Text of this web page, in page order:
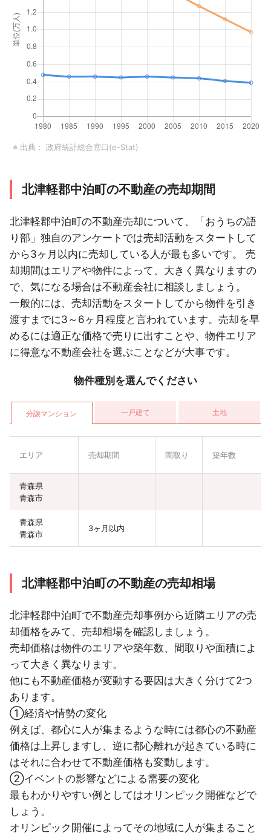
※ 出典： 政府統計総合窓口(e-Stat)
北津軽郡中泊町の不動産の売却期間
北津軽郡中泊町の不動産売却について、「おうちの語
り部」独自のアンケートでは売却活動をスタートして
から3ヶ月以内に売却している人が最も多いです。 売
却期間はエリアや物件によって、大きく異なりますの
で、気になる場合は不動産会社に相談しましょう。
一般的には、売却活動をスタートしてから物件を引き
渡すまでに3～6ヶ月程度と言われています。売却を早
めるには適正な価格で売りに出すことや、物件エリア
に得意な不動産会社を選ぶことなどが大事です。
物件種別を選んでください
分譲マンション 一戸建て 土地
エリア 売却期間 間取り 築年数
青森県
青森市
青森県
青森市
3ヶ月以内
北津軽郡中泊町の不動産の売却相場
北津軽郡中泊町で不動産売却事例から近隣エリアの売
却価格をみて、売却相場を確認しましょう。
売却価格は物件のエリアや築年数、間取りや面積によ
って大きく異なります。
他にも不動産価格が変動する要因は大きく分けて2つ
あります。
①経済や情勢の変化
例えば、都心に人が集まるような時には都心の不動産
価格は上昇しますし、逆に都心離れが起きている時に
はそれに合わせて不動産価格も変動します。
②イベントの影響などによる需要の変化
最もわかりやすい例としてはオリンピック開催などで
しょう。
オリンピック開催によってその地域に人が集まること